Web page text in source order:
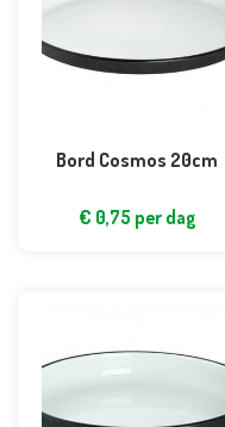
Bord Cosmos 20cm
€ 0,75 per dag